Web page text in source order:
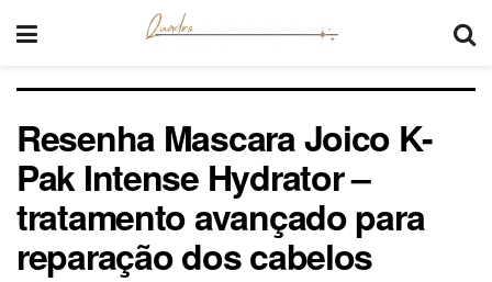
Resenha Mascara Joico K-
Pak Intense Hydrator –
tratamento avançado para
reparação dos cabelos